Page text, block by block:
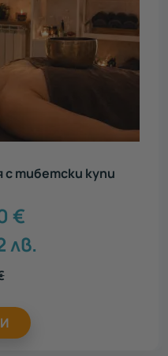
с тибетски купи
€
лв.